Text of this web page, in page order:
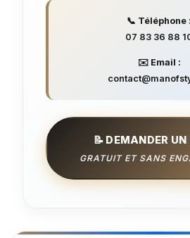
📞 Téléphone :
07 83 36 88
✉️ Email :
📝 DEMANDER UN
GRATUIT ET SANS